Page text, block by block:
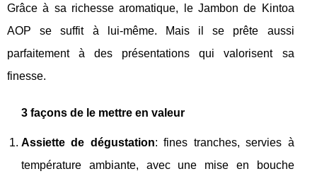
Grâce à sa richesse aromatique, le Jambon de Kintoa
AOP se suffit à lui-même. Mais il se prête aussi
parfaitement à des présentations qui valorisent sa
finesse.
3 façons de le mettre en valeur
Assiette de dégustation: fines tranches, servies à
température ambiante, avec une mise en bouche